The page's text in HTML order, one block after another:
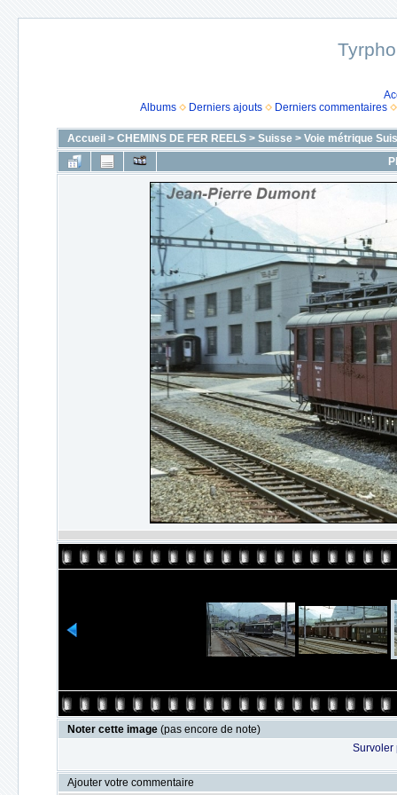
Albums
Derniers ajouts Derniers commentaires
Accueil > CHEMINS DE FER REELS> Suisse> Voie métrique
Noter cette image (pas encore de note)
Survoler
Ajouter votre commentaire